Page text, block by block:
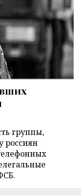
группы,
россиян